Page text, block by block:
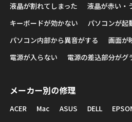
液晶が割れてしまった
液晶が赤い・
キーボードが効かない
パソコンが起
パソコン内部から異音がする
画面が
電源が入らない
電源の差込部分がグ
メーカー別の修理
ACER Mac ASUS DELL